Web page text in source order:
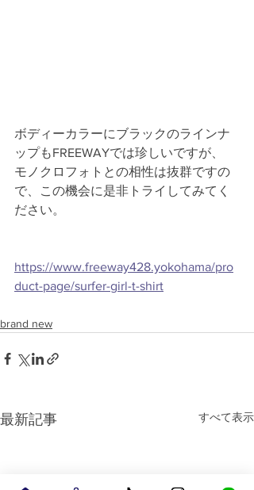
ボディーカラーにブラックのラインナ
ップもFREEWAYでは珍しいですが、
モノクロフォトとの相性は抜群ですの
で、この機会に是非トライしてみてく
ださい。
https://www.freeway428.yokohama/pro
duct-page/surfer-girl-t-shirt
brand new
最新記事 すべて表示